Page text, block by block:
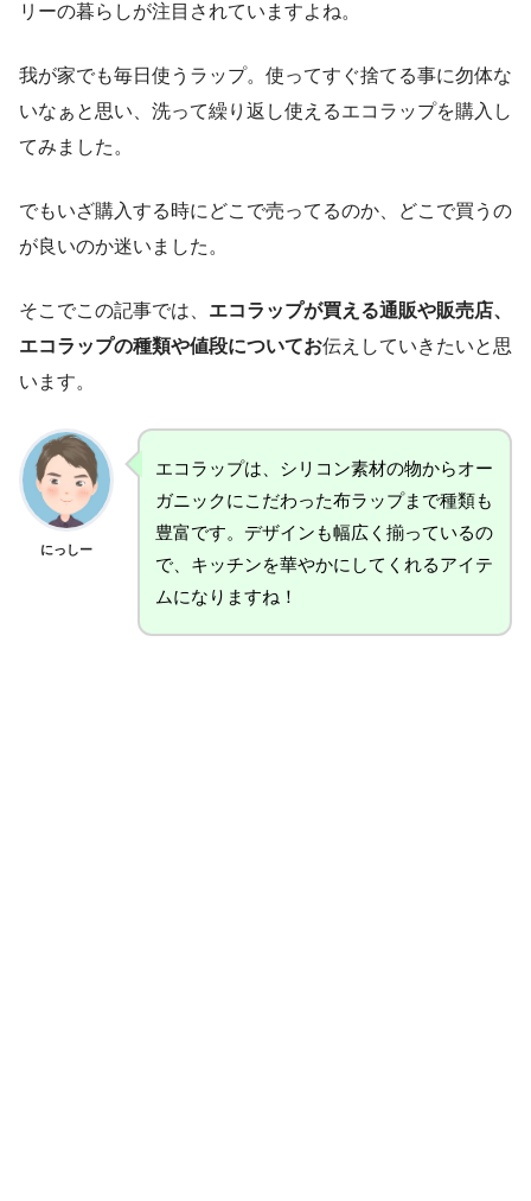
リーの暮らしが注目されていますよね。
我が家でも毎日使うラップ。使ってすぐ捨てる事に勿体な
いなぁと思い、洗って繰り返し使えるエコラップを購入し
てみました。
でもいざ購入する時にどこで売ってるのか、どこで買うの
が良いのか迷いました。
そこでこの記事では、 エコラップが買える通販や販売店、
エコラップの種類や値段についてお伝えしていきたいと思
います。
にっしー
エコラップは、シリコン素材の物からオー
ガニックにこだわった布ラップまで種類も
豊富です。デザインも幅広く揃っているの
で、キッチンを華やかにしてくれるアイテ
ムになりますね！